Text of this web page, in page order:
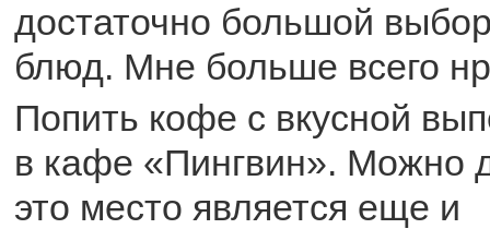
достаточно большой
блюд. Мне больше всего
Попить кофе с вкусной
в кафе «Пингвин». Можно
это место является еще и